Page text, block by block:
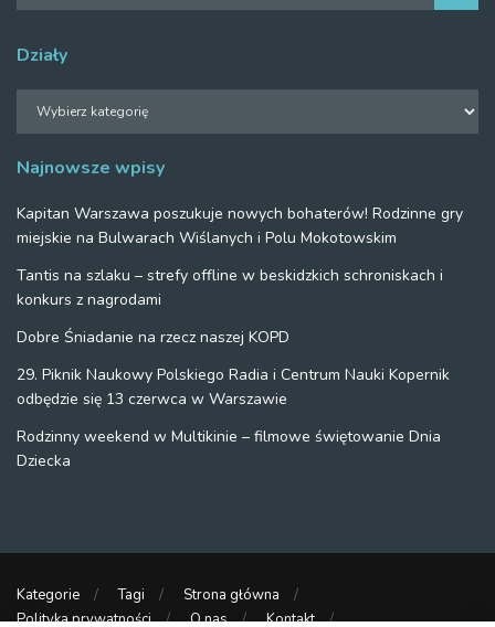
Działy
Najnowsze wpisy
Kapitan Warszawa poszukuje nowych bohaterów! Rodzinne gry
miejskie na Bulwarach Wiślanych i Polu Mokotowskim
Tantis na szlaku – strefy offline w beskidzkich schroniskach i
konkurs z nagrodami
Dobre Śniadanie na rzecz naszej KOPD
29. Piknik Naukowy Polskiego Radia i Centrum Nauki Kopernik
odbędzie się 13 czerwca w Warszawie
Rodzinny weekend w Multikinie – filmowe świętowanie Dnia
Dziecka
Kategorie Tagi
Strona główna
Polityka prywatności
O nas Kontakt